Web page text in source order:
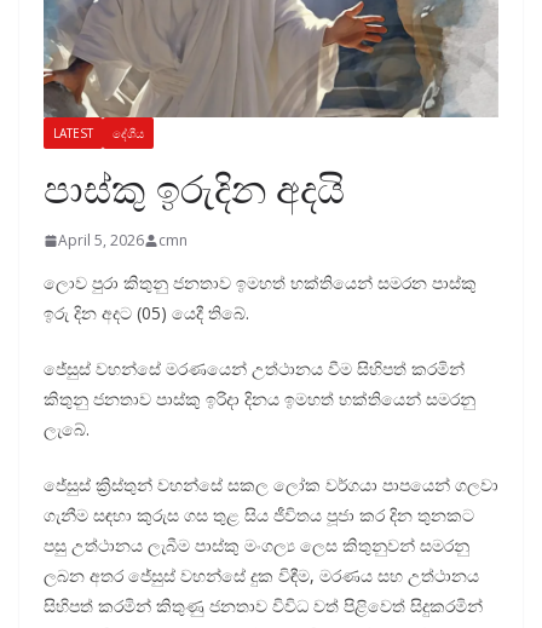
LATEST දේශීය
පාස්කු ඉරුදින අදයි
April 5, 2026 cmn
ලොව පුරා කිතුනු ජනතාව ඉමහත් භක්තියෙන් සමරන පාස්කු
ඉරු දින අදට (05) යෙදී තිබේ.
ජේසුස් වහන්සේ මරණයෙන් උත්ථානය වීම සිහිපත් කරමින්
කිතුනු ජනතාව පාස්කු ඉරිදා දිනය ඉමහත් භක්තියෙන් සමරනු
ලැබේ.
ජේසුස් ක්‍රිස්තුන් වහන්සේ සකල ලෝක වර්ගයා පාපයෙන් ගලවා
ගැනීම සඳහා කුරුස ගස තුළ සිය ජීවිතය පූජා කර දින තුනකට
පසු උත්ථානය ලැබීම පාස්කු මංගල්‍ය ලෙස කිතුනුවන් සමරනු
ලබන අතර ජේසුස් වහන්සේ දුක විඳීම, මරණය සහ උත්ථානය
සිහිපත් කරමින් කිතුණු ජනතාව විවිධ වත් පිළිවෙත් සිදුකරමින්